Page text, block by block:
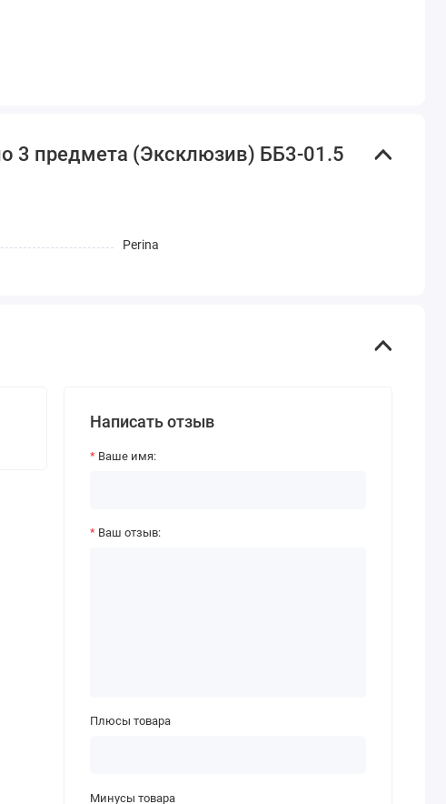
3 предмета (Эксклюзив) ББ3-01.5
Perina
Написать отзыв
Ваше имя:
Ваш отзыв:
Плюсы товара
Минусы товара